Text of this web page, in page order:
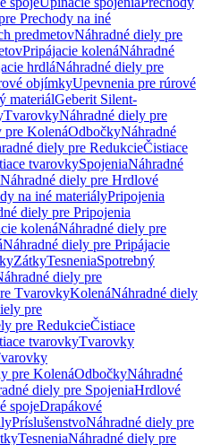
Prechody na iné
predmetovNáhradné diely pre
Pripájacie kolenáNáhradné
hrdláNáhradné diely pre
objímkyUpevnenia pre rúrové
materiálGeberit Silent-
TvarovkyNáhradné diely pre
pre KolenáOdbočkyNáhradné
diely pre RedukcieČistiace
tvarovkySpojeniaNáhradné
Náhradné diely pre Hrdlové
na iné materiályPripojenia
diely pre Pripojenia
kolenáNáhradné diely pre
Náhradné diely pre Pripájacie
ZátkyTesneniaSpotrebný
diely pre
TvarovkyKolenáNáhradné diely
pre
pre RedukcieČistiace
tvarovkyTvarovky
pre KolenáOdbočkyNáhradné
diely pre SpojeniaHrdlové
spojeDrapákové
PríslušenstvoNáhradné diely pre
TesneniaNáhradné diely pre